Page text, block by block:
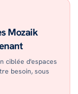
Mozaik
ciblée d'espaces
besoin, sous